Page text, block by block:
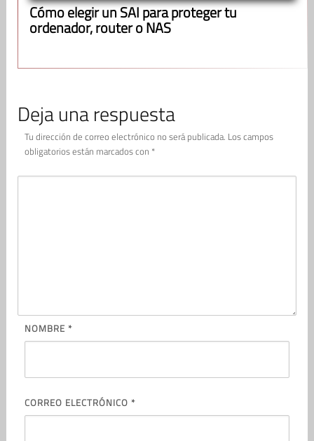
Cómo elegir un SAI para proteger tu
ordenador, router o NAS
Deja una respuesta
Tu dirección de correo electrónico no será publicada. Los campos
obligatorios están marcados con *
NOMBRE *
CORREO ELECTRÓNICO *